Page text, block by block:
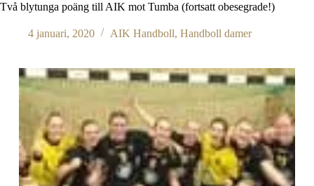
Två blytunga poäng till AIK mot Tumba (fortsatt obesegrade!)
4 januari, 2020 AIK Handboll, Handboll damer